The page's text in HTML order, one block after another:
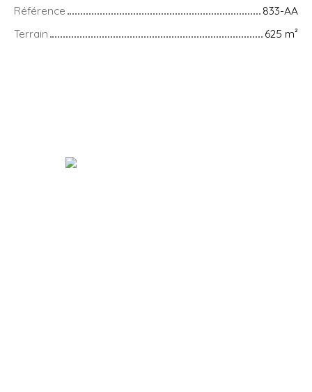
Référence
833-AA
Terrain
625 m²